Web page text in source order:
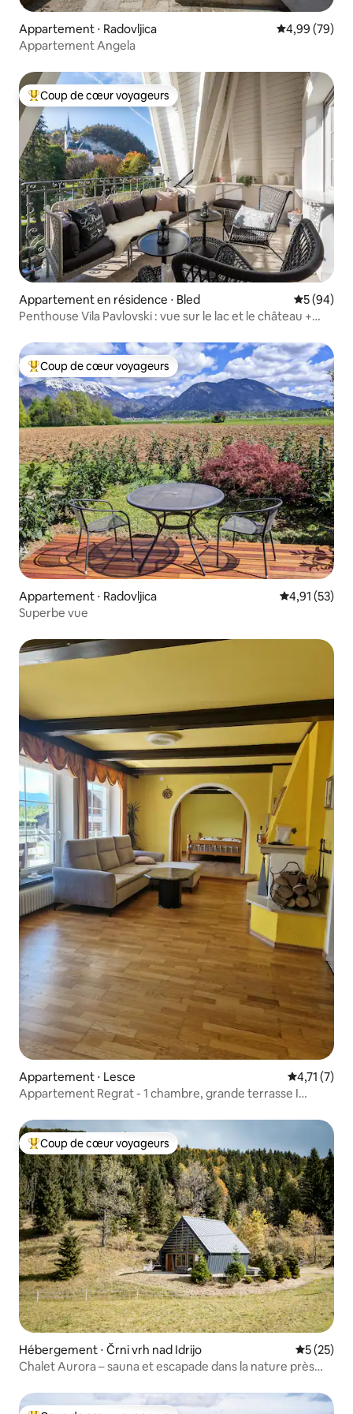
Appartement ⋅ Radovljica Évaluation
4,99 (79)
Appartement Angela
Coups de cœur voyageurs les plus appréciés
Coup de cœur voyageurs
Appartement en résidence ⋅ Bled
5 (94)
Penthouse Vila Pavlovski : vue sur le lac et le château +
Coups de cœur voyageurs les plus appréciés
Coup de cœur voyageurs
Appartement ⋅ Radovljica Évaluation
4,91 (53)
Superbe vue
Appartement ⋅ Lesce Évaluation
4,71 (7)
Appartement Regrat - 1 chambre, grande terrasse I
Coups de cœur voyageurs les plus appréciés
Coup de cœur voyageurs
Hébergement ⋅ Črni vrh nad Idrijo
5 (25)
Chalet Aurora – sauna et escapade dans la nature près